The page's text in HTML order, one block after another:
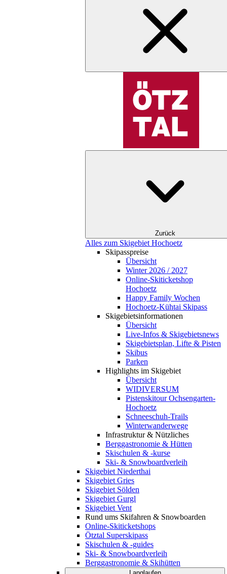
Zurück
Alles zum Skigebiet Hochoetz
Skipasspreise
Übersicht
Winter 2026 / 2027
Online-Skiticketshop
Hochoetz
Happy Family Wochen
Hochoetz-Kühtai Skipass
Skigebietsinformationen
Übersicht
Live-Infos & Skigebietsnews
Skigebietsplan, Lifte & Pisten
Skibus
Parken
Highlights im Skigebiet
Übersicht
WIDIVERSUM
Pistenskitour Ochsengarten-
Hochoetz
Schneeschuh-Trails
Winterwanderwege
Infrastruktur & Nützliches
Berggastronomie & Hütten
Skischulen & -kurse
Ski- & Snowboardverleih
Skigebiet Niederthai
Skigebiet Gries
Skigebiet Sölden
Skigebiet Gurgl
Skigebiet Vent
Rund ums Skifahren & Snowboarden
Online-Skiticketshops
Ötztal Superskipass
Skischulen & -guides
Ski- & Snowboardverleih
Berggastronomie & Skihütten